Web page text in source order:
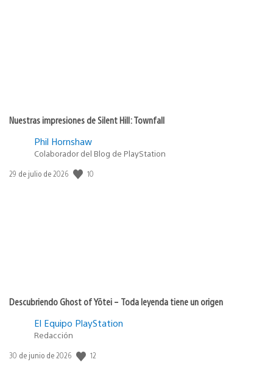
Nuestras impresiones de Silent Hill: Townfall
Phil Hornshaw
Colaborador del Blog de PlayStation
Fecha
29 de julio de 2026 10
Descubriendo Ghost of Yōtei – Toda leyenda tiene un origen
El Equipo PlayStation
Redacción
Fecha
30 de junio de 2026 12